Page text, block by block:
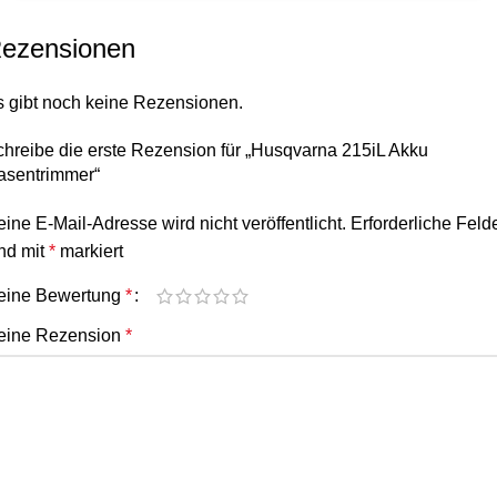
gibt noch keine Rezensionen.
die erste Rezension für „Husqvarna 215iL Akku
E-Mail-Adresse wird nicht veröffentlicht. Erforderliche
mit* markiert
Bewertung *
Rezension *